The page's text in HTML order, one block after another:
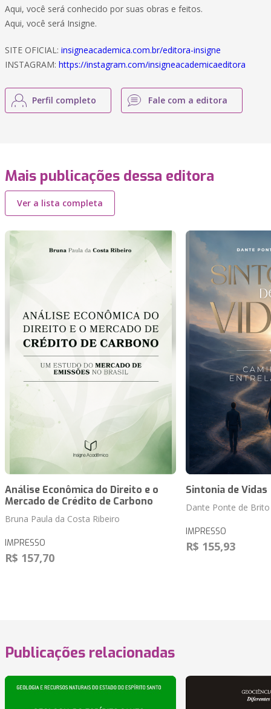
Aqui, você será conhecido por suas obras e feitos.
Aqui, você será Insigne.
SITE OFICIAL: insigneacademica.com.br/editora-insigne
INSTAGRAM: https://instagram.com/insigneacademicaeditora
Perfil completo Fale com a editora
Mais publicações dessa editora
Ver a lista completa
Análise Econômica do Direito e o
Mercado de Crédito de Carbono
Bruna Paula da Costa Ribeiro
IMPRESSO
R$ 157,70
Sintonia de Vidas
Dante Ponte de Brito
IMPRESSO
R$ 155,93
Publicações relacionadas